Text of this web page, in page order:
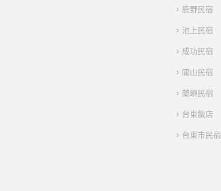
鹿野民宿
池上民宿
成功民宿
關山民宿
蘭嶼民宿
台東飯店
台東市民宿